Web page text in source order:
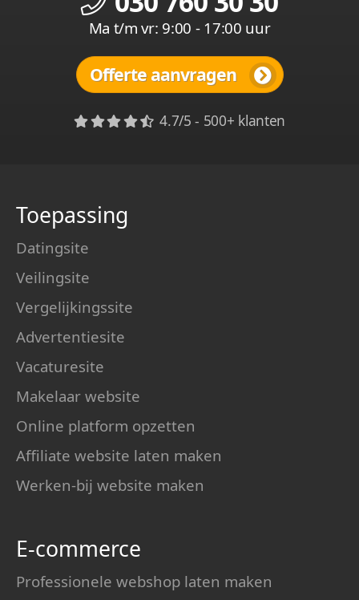
Ma t/m vr: 9:00 - 17:00 uur
Offerte aanvragen
4.7/5 - 500+ klanten
Toepassing
Datingsite
Veilingsite
Vergelijkingssite
Advertentiesite
Vacaturesite
Makelaar website
Online platform opzetten
Affiliate website laten maken
Werken-bij website maken
E-commerce
Professionele webshop laten maken